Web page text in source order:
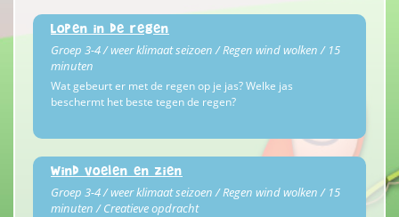
Lopen in de regen
Groep 3-4 / weer klimaat seizoen / Regen wind wolken / 15
minuten
Wat gebeurt er met de regen op je jas? Welke jas
beschermt het beste tegen de regen?
Wind voelen en zien
Groep 3-4 / weer klimaat seizoen / Regen wind wolken / 15
minuten / Creatieve opdracht